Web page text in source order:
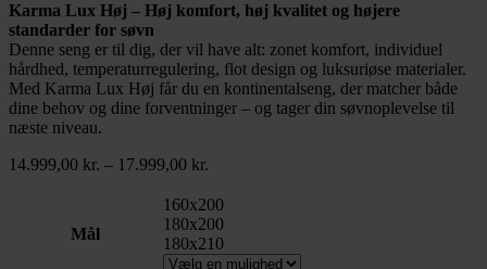
Karma Lux Høj – Høj komfort, høj kvalitet og højere
standarder for søvn
Denne seng er til dig, der vil have alt: zonet komfort, individuel
hårdhed, temperaturregulering, flot design og luksuriøse materialer.
Med Karma Lux Høj får du en kontinentalseng, der matcher både
dine behov og dine forventninger – og tager din søvnoplevelse til
næste niveau.
14.999,00 kr. – 17.999,00 kr.
til
17.999,00 kr.
Mål
160x200
180x200
180x210